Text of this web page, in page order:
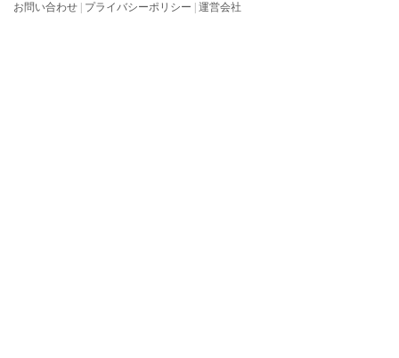
お問い合わせ
プライバシーポリシー 運営会社